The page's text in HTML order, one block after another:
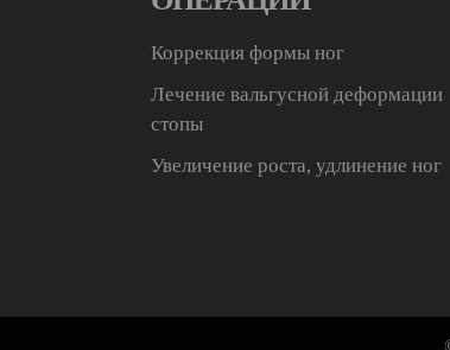
Коррекция формы ног
Лечение вальгусной деформации
стопы
Увеличение роста, удлинение ног